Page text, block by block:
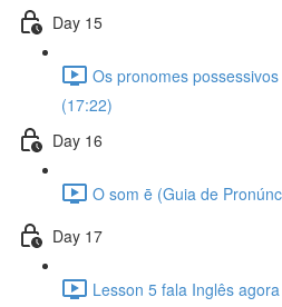
Day 15
Os pronomes
(17:22)
Day 16
O som ē (Guia de
Day 17
Lesson 5 fala Inglês